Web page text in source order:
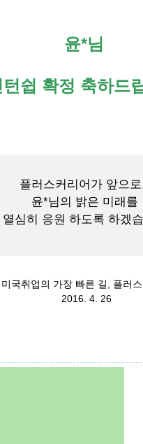
윤*님
턴쉽 확정 축하드
플러스커리어가 앞으
윤*님의 밝은 미래를
열심히 응원 하도록 하겠
미국취업의 가장 빠른 길, 플러
2016. 4. 26